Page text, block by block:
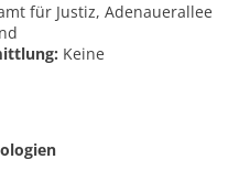
für Justiz, Adenauerallee
Keine